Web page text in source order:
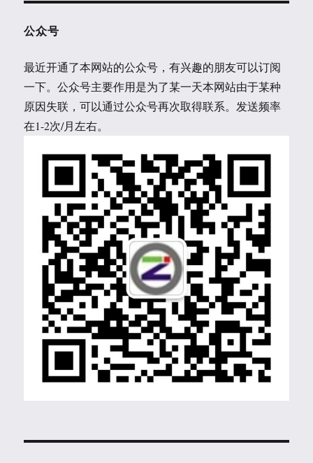
公众号
最近开通了本网站的公众号，有兴趣的朋友可以订阅
一下。公众号主要作用是为了某一天本网站由于某种
原因失联，可以通过公众号再次取得联系。发送频率
在1-2次/月左右。